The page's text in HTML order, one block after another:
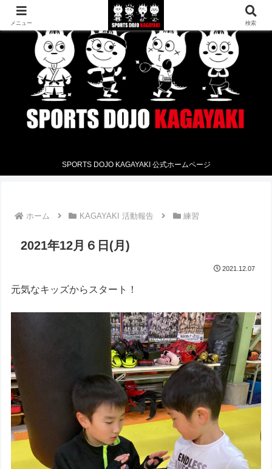
SPORTS DOJO KAGAYAKI 公式ホームページ
ホーム KAGAYAKI 活動報告 練習
2021年12月６日(月)
2021.12.07
元気なキッズからスタート！
メニュー 検索